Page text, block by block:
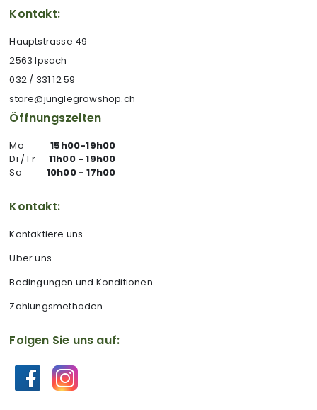
Kontakt:
Hauptstrasse 49
2563 Ipsach
032 / 331 12 59
store@junglegrowshop.ch
Öffnungszeiten
Mo
15h00-19h00
Di / Fr
11h00 - 19h00
Sa
10h00 - 17h00
Kontakt:
Kontaktiere uns
Über uns
Bedingungen und Konditionen
Zahlungsmethoden
Folgen Sie uns auf: